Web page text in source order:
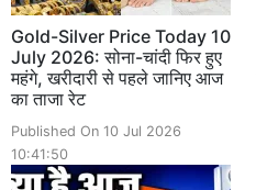
Gold-Silver Price Today 10
July 2026: सोना-चांदी फिर हुए
महंगे, खरीदारी से पहले जानिए आज
का ताजा रेट
Published On 10 Jul 2026
10:41:50